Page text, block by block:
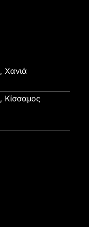
Χανιά
Κίσσαμος